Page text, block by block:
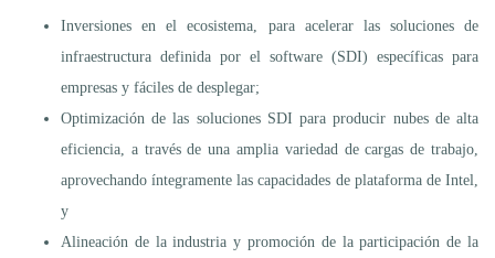
Inversiones en el ecosistema, para acelerar las soluciones de
infraestructura definida por el software (SDI) específicas para
empresas y fáciles de desplegar;
Optimización de las soluciones SDI para producir nubes de alta
eficiencia, a través de una amplia variedad de cargas de trabajo,
aprovechando íntegramente las capacidades de plataforma de Intel,
y
Alineación de la industria y promoción de la participación de la